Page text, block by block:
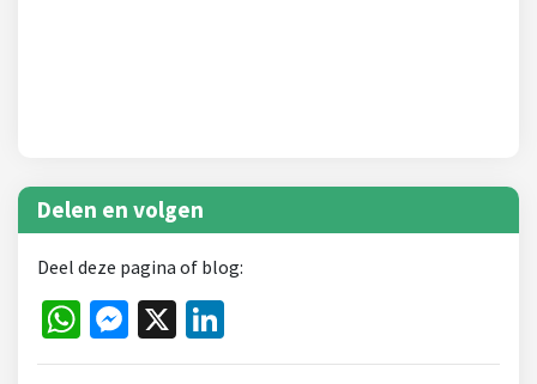
Delen en volgen
Deel deze pagina of blog:
WhatsApp
Messenger
X